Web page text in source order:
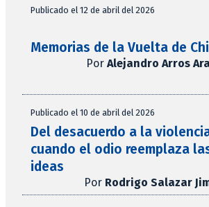
Publicado el 12 de abril del 2026
Memorias de la Vuelta de
Por Alejandro Arros
Publicado el 10 de abril del 2026
Del desacuerdo a la
cuando el odio reemplaza
ideas
Por Rodrigo Salazar